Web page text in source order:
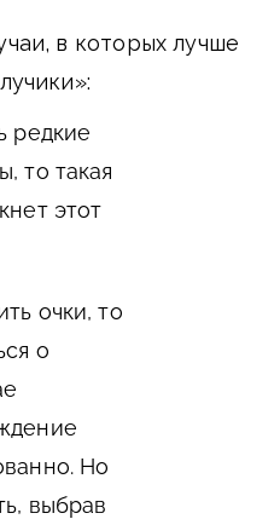
в которых лучше
редкие
то такая
этот
очки, то
о
Но
выбрав